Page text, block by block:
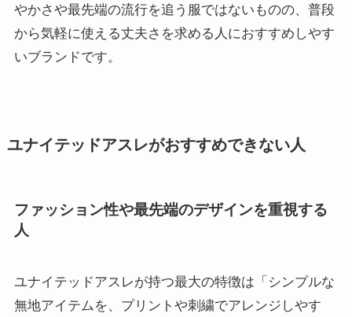
やかさや最先端の流行を追う服ではないものの、普段
から気軽に使える丈夫さを求める人におすすめしやす
いブランドです。
ユナイテッドアスレがおすすめできない人
ファッション性や最先端のデザインを重視する
人
ユナイテッドアスレが持つ最大の特徴は「シンプルな
無地アイテムを、プリントや刺繍でアレンジしやす